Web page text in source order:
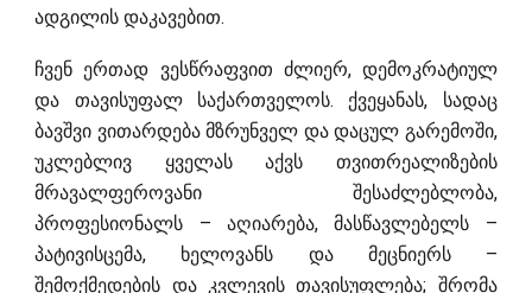
ადგილის დაკავებით.
ჩვენ ერთად ვესწრაფვით ძლიერ, დემოკრატიულ
და თავისუფალ საქართველოს. ქვეყანას, სადაც
ბავშვი ვითარდება მზრუნველ და დაცულ გარემოში,
უკლებლივ ყველას აქვს თვითრეალიზების
მრავალფეროვანი შესაძლებლობა,
პროფესიონალს – აღიარება, მასწავლებელს –
პატივისცემა, ხელოვანს და მეცნიერს –
შემოქმედების და კვლევის თავისუფლება; შრომა